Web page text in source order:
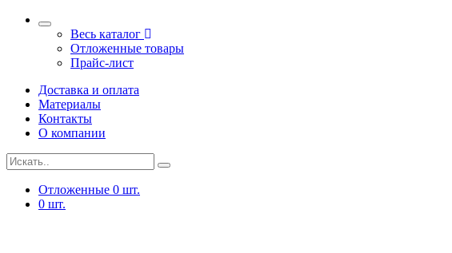
Весь каталог
Отложенные товары
Прайс-лист
Доставка и оплата
Материалы
Контакты
О компании
Отложенные 0 шт.
0 шт.